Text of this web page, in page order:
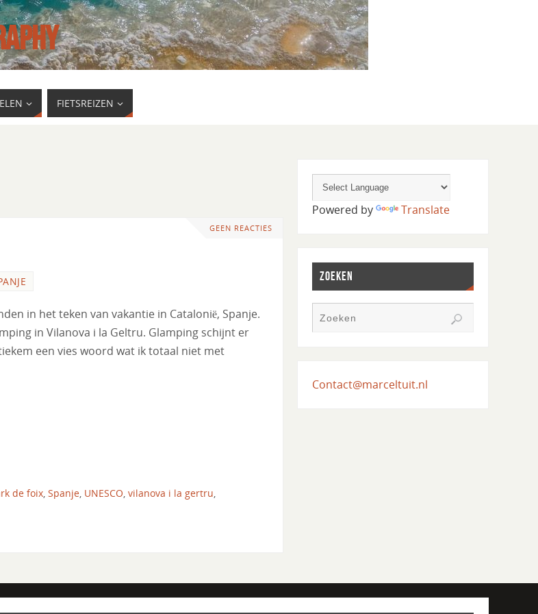
FIETSREIZEN
GEEN REACTIES
in het teken van vakantie in Catalonië, Spanje.
in Vilanova i la Geltru. Glamping schijnt er
een vies woord wat ik totaal niet met
de foix, Spanje, UNESCO, vilanova i la gertru,
Powered by Translate
ZOEKEN
Contact@marceltuit.nl